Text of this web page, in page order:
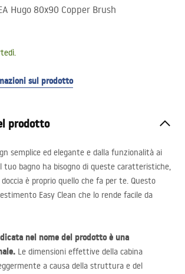
Hugo 80x90 Copper Brush
sul prodotto
prodotto
semplice ed elegante e dalla funzionalità ai
tuo bagno ha bisogno di queste caratteristiche,
è proprio quello che fa per te. Questo
Easy Clean che lo rende facile da
nel nome del prodotto è una
Le dimensioni effettive della cabina
a causa della struttura e del